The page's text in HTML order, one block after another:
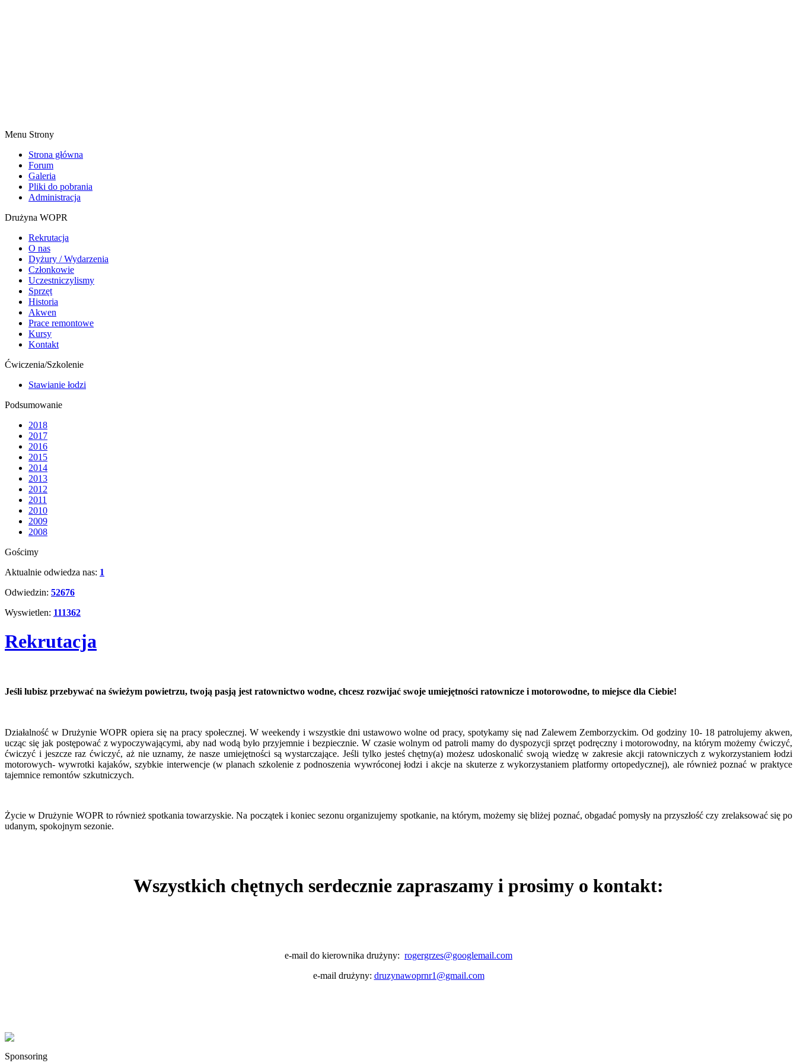
Menu Strony
Strona główna
Forum
Galeria
Pliki do pobrania
Administracja
Drużyna WOPR
Rekrutacja
O nas
Dyżury / Wydarzenia
Członkowie
Uczestniczylismy
Sprzęt
Historia
Akwen
Prace remontowe
Kursy
Kontakt
Ćwiczenia/Szkolenie
Stawianie łodzi
Podsumowanie
2018
2017
2016
2015
2014
2013
2012
2011
2010
2009
2008
Gościmy
Aktualnie odwiedza nas: 1
Odwiedzin: 52676
Wyswietlen: 111362
Rekrutacja
Jeśli lubisz przebywać na świeżym powietrzu, twoją pasją jest ratownictwo wodne, chcesz rozwijać swoje umiejętności ratownicze i motorowodne, to miejsce dla Ciebie!
Działalność w Drużynie WOPR opiera się na pracy społecznej. W weekendy i wszystkie dni ustawowo wolne od pracy, spotykamy się nad Zalewem Zemborzyckim. Od godziny 10- 18 patrolujemy akwen,
ucząc się jak postępować z wypoczywającymi, aby nad wodą było przyjemnie i bezpiecznie. W czasie wolnym od patroli mamy do dyspozycji sprzęt podręczny i motorowodny, na którym możemy ćwiczyć,
ćwiczyć i jeszcze raz ćwiczyć, aż nie uznamy, że nasze umiejętności są wystarczające. Jeśli tylko jesteś chętny(a) możesz udoskonalić swoją wiedzę w zakresie akcji ratowniczych z wykorzystaniem łodzi
motorowych- wywrotki kajaków, szybkie interwencje (w planach szkolenie z podnoszenia wywróconej łodzi i akcje na skuterze z wykorzystaniem platformy ortopedycznej), ale również poznać w praktyce
tajemnice remontów szkutniczych.
Życie w Drużynie WOPR to również spotkania towarzyskie. Na początek i koniec sezonu organizujemy spotkanie, na którym, możemy się bliżej poznać, obgadać pomysły na przyszłość czy zrelaksować się po
udanym, spokojnym sezonie.
Wszystkich chętnych serdecznie zapraszamy i prosimy o kontakt:
e-mail do kierownika drużyny: rogergrzes@googlemail.com
e-mail drużyny: druzynawoprnr1@gmail.com
Sponsoring